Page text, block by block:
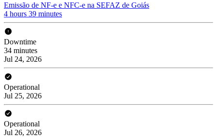
Emissão de NF-e e NFC-e na SEFAZ de Goiás
4 hours 39 minutes
Downtime
34 minutes
Jul 24, 2026
Operational
Jul 25, 2026
Operational
Jul 26, 2026